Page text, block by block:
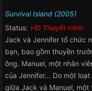
Survival Island (2005)
Status: HD Thuyết minh
Jack và Jennifer tổ chức
bạn, bao gồm thuyền
ông. Manuel, một nhân
của Jennifer… Do một
giữa Jack và Manuel, một